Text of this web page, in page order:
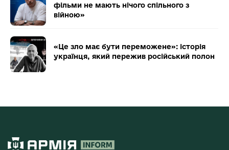
фільми не мають нічого спільного з
війною»
«Це зло має бути переможене»: історія
українця, який пережив російський полон